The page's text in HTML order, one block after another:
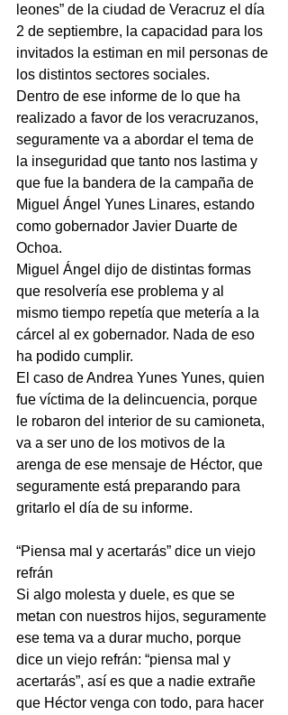
leones” de la ciudad de Veracruz el día
2 de septiembre, la capacidad para los
invitados la estiman en mil personas de
los distintos sectores sociales.
Dentro de ese informe de lo que ha
realizado a favor de los veracruzanos,
seguramente va a abordar el tema de
la inseguridad que tanto nos lastima y
que fue la bandera de la campaña de
Miguel Ángel Yunes Linares, estando
como gobernador Javier Duarte de
Ochoa.
Miguel Ángel dijo de distintas formas
que resolvería ese problema y al
mismo tiempo repetía que metería a la
cárcel al ex gobernador. Nada de eso
ha podido cumplir.
El caso de Andrea Yunes Yunes, quien
fue víctima de la delincuencia, porque
le robaron del interior de su camioneta,
va a ser uno de los motivos de la
arenga de ese mensaje de Héctor, que
seguramente está preparando para
gritarlo el día de su informe.
“Piensa mal y acertarás” dice un viejo
refrán
Si algo molesta y duele, es que se
metan con nuestros hijos, seguramente
ese tema va a durar mucho, porque
dice un viejo refrán: “piensa mal y
acertarás”, así es que a nadie extrañe
que Héctor venga con todo, para hacer